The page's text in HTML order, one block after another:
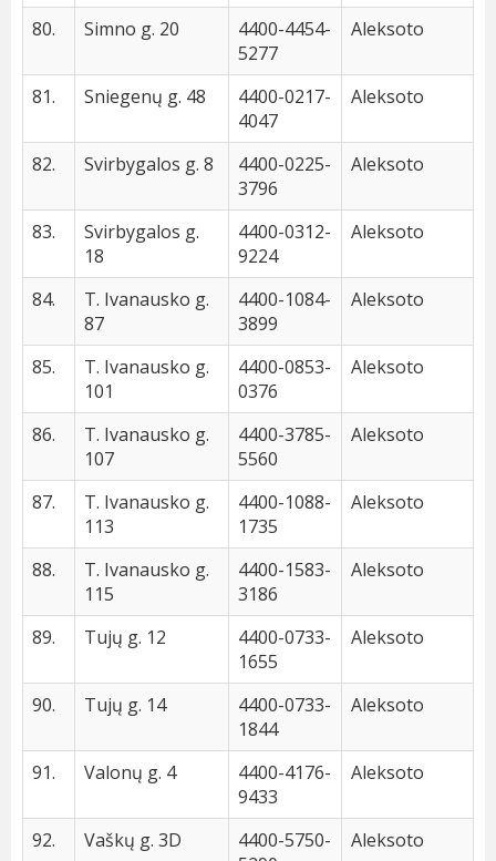
80. Simno g. 20
4400-4454-
5277
Aleksoto
81. Sniegenų g. 48
4400-0217-
4047
Aleksoto
82. Svirbygalos g. 8
4400-0225-
3796
Aleksoto
83.
Svirbygalos g.
18
4400-0312-
9224
Aleksoto
84.
T. Ivanausko g.
87
4400-1084-
3899
Aleksoto
85.
T. Ivanausko g.
101
4400-0853-
0376
Aleksoto
86.
T. Ivanausko g.
107
4400-3785-
5560
Aleksoto
87.
T. Ivanausko g.
113
4400-1088-
1735
Aleksoto
88.
T. Ivanausko g.
115
4400-1583-
3186
Aleksoto
89. Tujų g. 12
4400-0733-
1655
Aleksoto
90. Tujų g. 14
4400-0733-
1844
Aleksoto
91. Valonų g. 4
4400-4176-
9433
Aleksoto
92. Vaškų g. 3D
4400-5750-
Aleksoto